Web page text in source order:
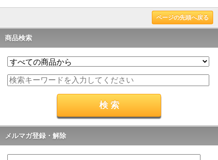
ページの先頭へ戻る
商品検索
メルマガ登録・解除